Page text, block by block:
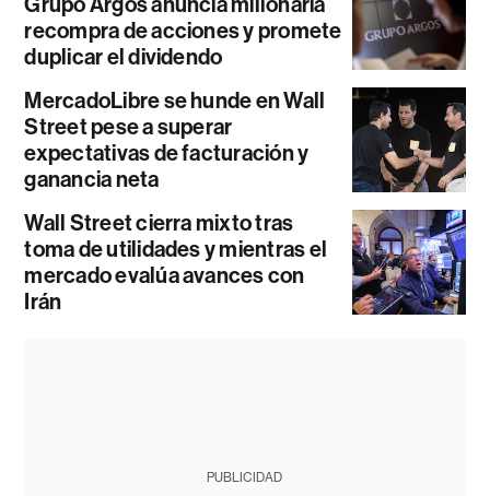
recompra de acciones y promete
duplicar el dividendo
MercadoLibre se hunde en Wall
Street pese a superar
expectativas de facturación y
ganancia neta
Wall Street cierra mixto tras
toma de utilidades y mientras el
mercado evalúa avances con
Irán
PUBLICIDAD